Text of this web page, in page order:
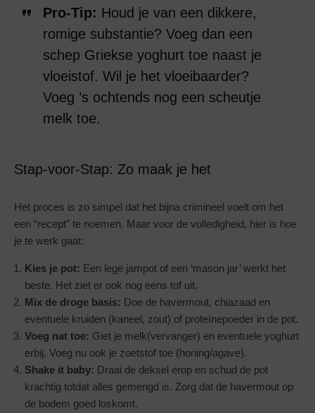
Pro-Tip: Houd je van een dikkere,
romige substantie? Voeg dan een
schep Griekse yoghurt toe naast je
vloeistof. Wil je het vloeibaarder?
Voeg ’s ochtends nog een scheutje
melk toe.
Stap-voor-Stap: Zo maak je het
Het proces is zo simpel dat het bijna crimineel voelt om het
een “recept” te noemen. Maar voor de volledigheid, hier is hoe
je te werk gaat:
Kies je pot: Een lege jampot of een ‘mason jar’ werkt het
beste. Het ziet er ook nog eens tof uit.
Mix de droge basis: Doe de havermout, chiazaad en
eventuele kruiden (kaneel, zout) of proteïnepoeder in de pot.
Voeg nat toe: Giet je melk(vervanger) en eventuele yoghurt
erbij. Voeg nu ook je zoetstof toe (honing/agave).
Shake it baby: Draai de deksel erop en schud de pot
krachtig totdat alles gemengd is. Zorg dat de havermout op
de bodem goed loskomt.